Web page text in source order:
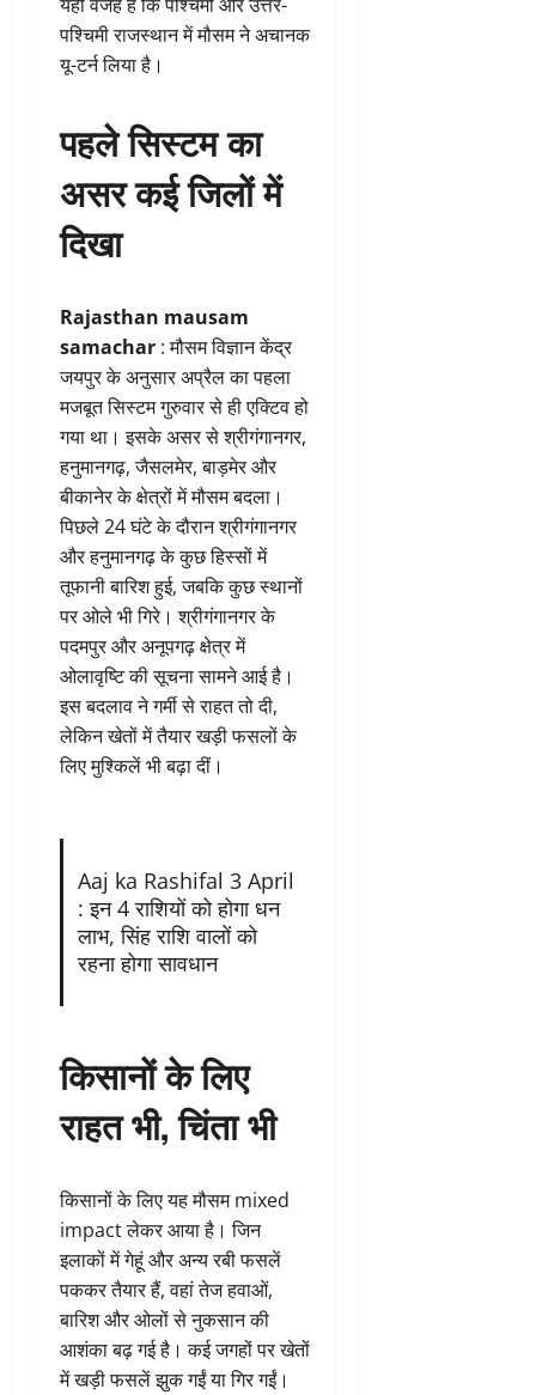
पश्चिमी राजस्थान में मौसम ने अचानक
यू-टर्न लिया है।
पहले सिस्टम का
असर कई जिलों में
दिखा
Rajasthan mausam
samachar : मौसम विज्ञान केंद्र
जयपुर के अनुसार अप्रैल का पहला
मजबूत सिस्टम गुरुवार से ही एक्टिव हो
गया था। इसके असर से श्रीगंगानगर,
हनुमानगढ़, जैसलमेर, बाड़मेर और
बीकानेर के क्षेत्रों में मौसम बदला।
पिछले 24 घंटे के दौरान श्रीगंगानगर
और हनुमानगढ़ के कुछ हिस्सों में
तूफानी बारिश हुई, जबकि कुछ स्थानों
पर ओले भी गिरे। श्रीगंगानगर के
पदमपुर और अनूपगढ़ क्षेत्र में
ओलावृष्टि की सूचना सामने आई है।
इस बदलाव ने गर्मी से राहत तो दी,
लेकिन खेतों में तैयार खड़ी फसलों के
लिए मुश्किलें भी बढ़ा दीं।
Aaj ka Rashifal 3 April
: इन 4 राशियों को होगा धन
लाभ, सिंह राशि वालों को
रहना होगा सावधान
किसानों के लिए
राहत भी, चिंता भी
किसानों के लिए यह मौसम mixed
impact लेकर आया है। जिन
इलाकों में गेहूं और अन्य रबी फसलें
पककर तैयार हैं, वहां तेज हवाओं,
बारिश और ओलों से नुकसान की
आशंका बढ़ गई है। कई जगहों पर खेतों
में खड़ी फसलें झुक गईं या गिर गईं।